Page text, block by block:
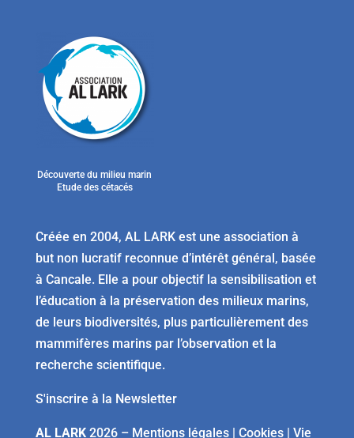
Découverte du milieu marin
Etude des cétacés
Créée en 2004, AL LARK est une association à
but non lucratif reconnue d’intérêt général, basée
à Cancale. Elle a pour objectif la sensibilisation et
l’éducation à la préservation des milieux marins,
de leurs biodiversités, plus particulièrement des
mammifères marins par l’observation et la
recherche scientifique.
S'inscrire à la Newsletter
AL LARK2026 – Mentions légales| Cookies| Vie